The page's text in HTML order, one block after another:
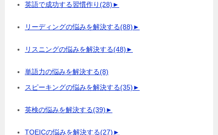
英語で成功する習慣作り(28)►
リーディングの悩みを解決する(88)►
リスニングの悩みを解決する(48)►
単語力の悩みを解決する(8)
スピーキングの悩みを解決する(35)►
英検の悩みを解決する(39)►
TOEICの悩みを解決する(27)►